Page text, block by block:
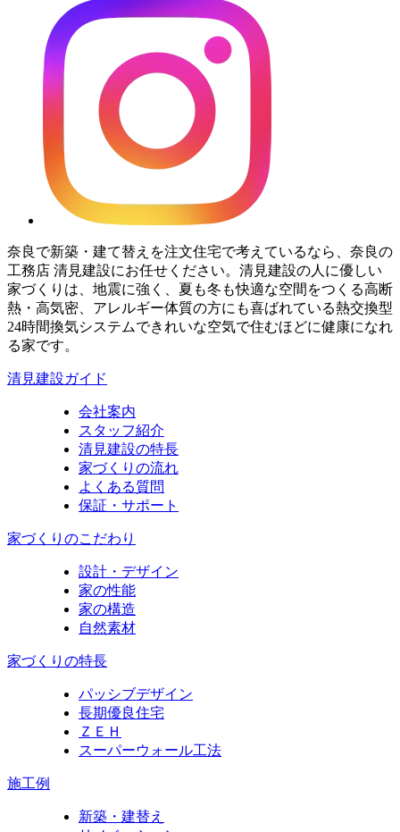
奈良で新築・建て替えを注文住宅で考えているなら、奈良の
工務店 清見建設にお任せください。清見建設の人に優しい
家づくりは、地震に強く、夏も冬も快適な空間をつくる高断
熱・高気密、アレルギー体質の方にも喜ばれている熱交換型
24時間換気システムできれいな空気で住むほどに健康になれ
る家です。
清見建設ガイド
会社案内
スタッフ紹介
清見建設の特長
家づくりの流れ
よくある質問
保証・サポート
家づくりのこだわり
設計・デザイン
家の性能
家の構造
自然素材
家づくりの特長
パッシブデザイン
長期優良住宅
ＺＥＨ
スーパーウォール工法
施工例
新築・建替え